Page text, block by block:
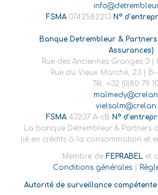
FSMA0742582213 N°
Banque Detrembleur &
Assurances)
Rue des Anciennes Granges 3 |
Rue du Vieux Marché, 23 | B-
Tél. +32 (0)80 79
FSMA43237 A-cB N°
La banque Detrembleur & Partners
lié en crédits à la consommation et
Membre de FEPRABEL et
Conditions générales
Autorité de surveillance